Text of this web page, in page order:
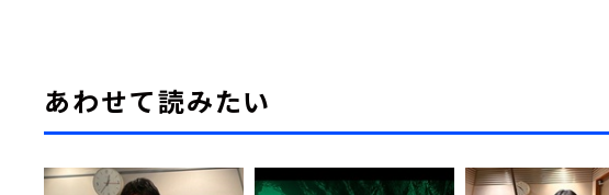
あわせて読みたい